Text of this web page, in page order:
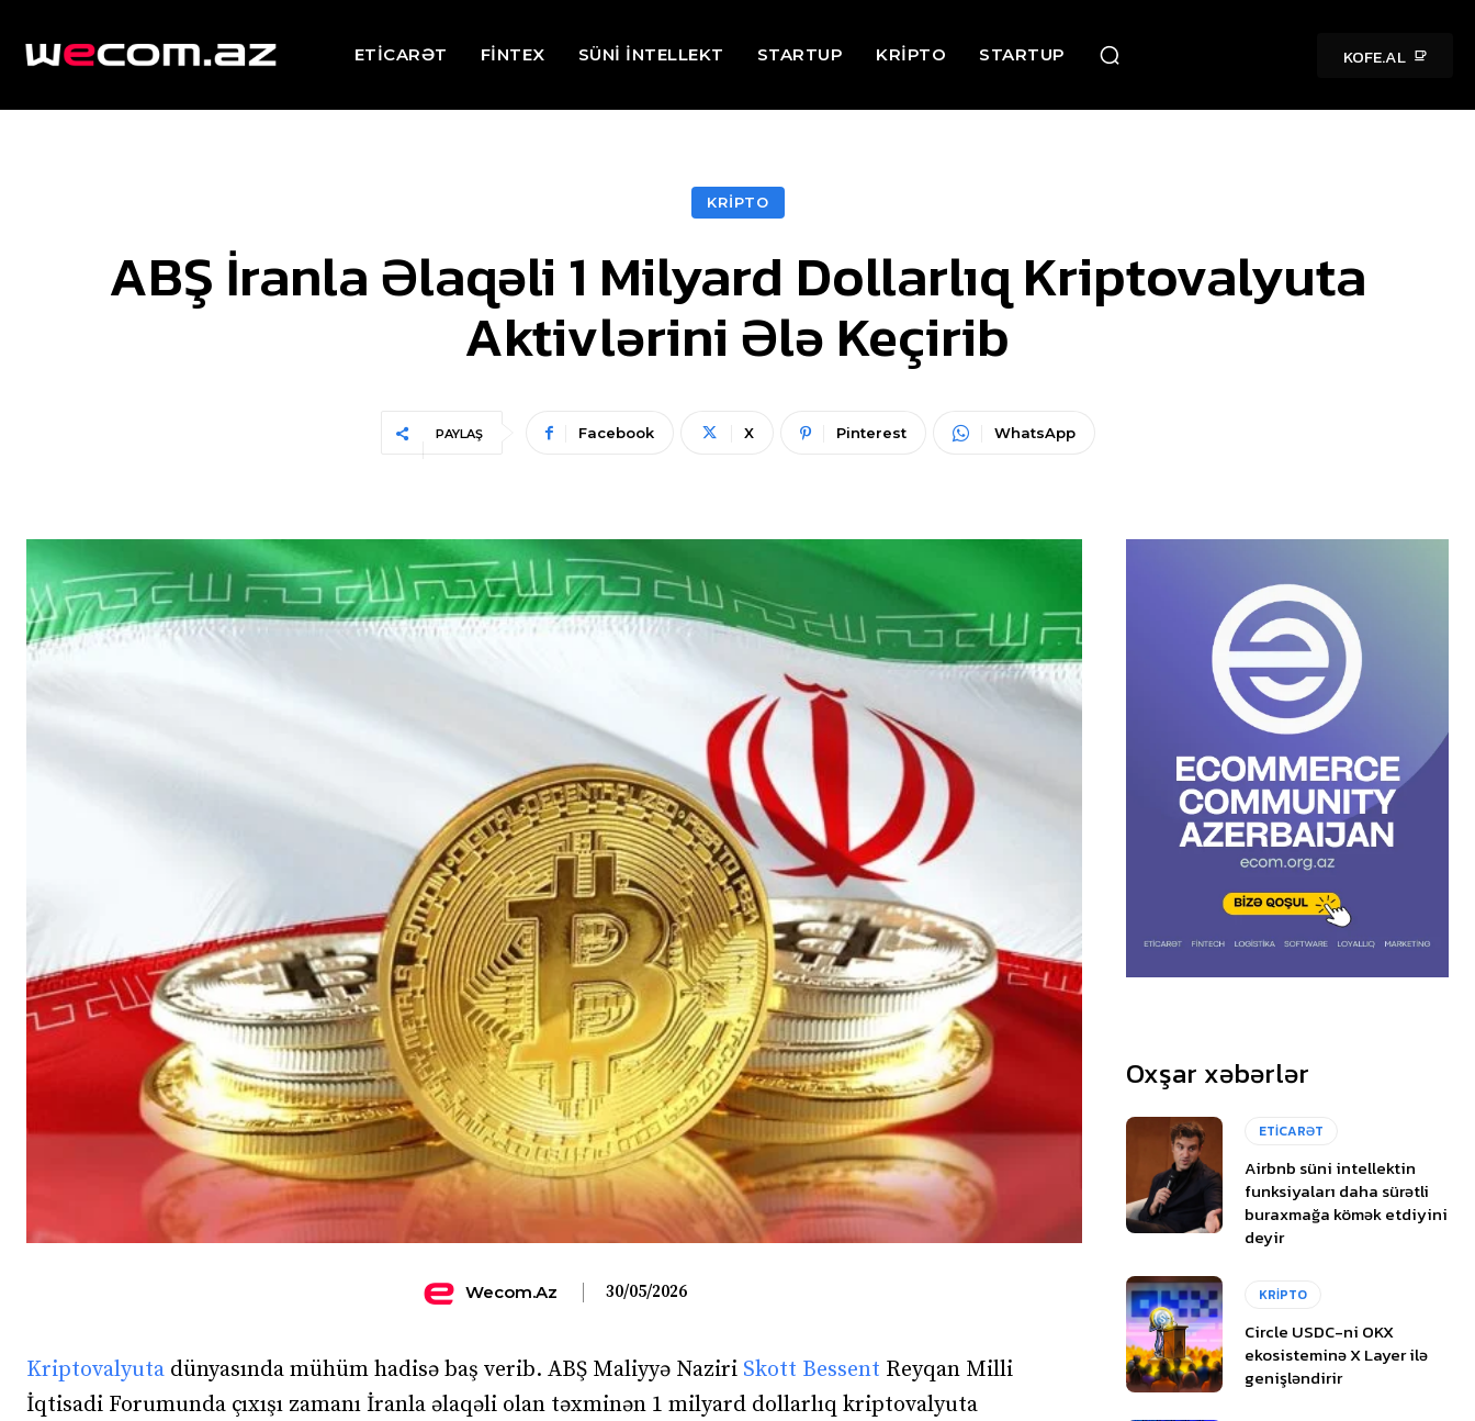
ETİCARƏT FİNTEX SÜNİ İNTELLEKT STARTUP KRİPTO STARTUP KOFE.AL
KRİPTO
ABŞ İranla Əlaqəli 1 Milyard Dollarlıq Kriptovalyuta
Aktivlərini Ələ Keçirib
PAYLAŞ Facebook X Pinterest WhatsApp
Wecom.az 30/05/2026
Kriptovalyuta dünyasında mühüm hadisə baş verib. ABŞ Maliyyə Naziri Skott Bessent Reyqan Milli
İqtisadi Forumunda çıxışı zamanı İranla əlaqəli olan təxminən 1 milyard dollarlıq kriptovalyuta
Oxşar xəbərlər
ETİCARƏT
Airbnb süni intellektin
funksiyaları daha sürətli
buraxmağa kömək etdiyini
deyir
KRİPTO
Circle USDC-ni OKX
ekosisteminə X Layer ilə
genişləndirir